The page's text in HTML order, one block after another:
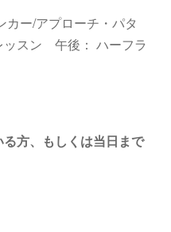
カー/アプローチ・パタ
ッスン 午後： ハーフラ
方、もしくは当日まで